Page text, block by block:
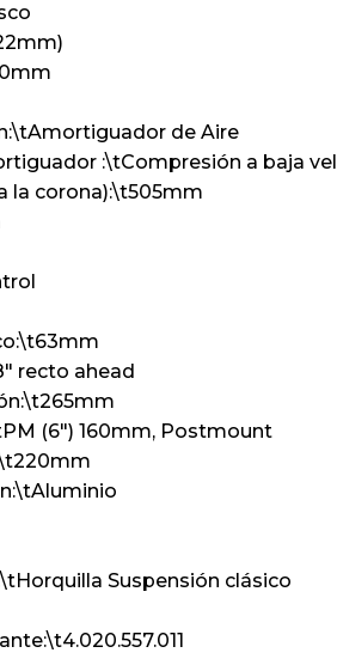
de Aire
:\tCompresión a baja
la corona):\t505mm
recto ahead
(6″) 160mm, Postmount
Suspensión clásico